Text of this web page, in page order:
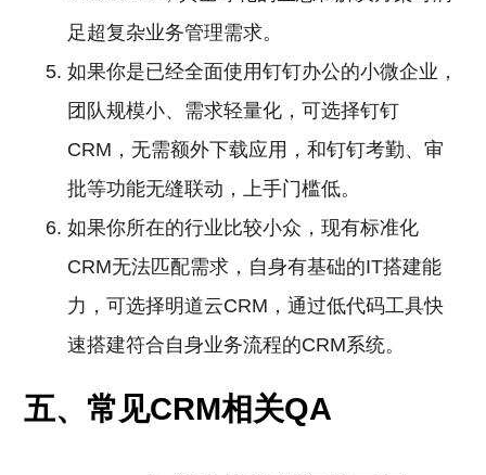
足超复杂业务管理需求。
如果你是已经全面使用钉钉办公的小微企业，
团队规模小、需求轻量化，可选择钉钉
CRM，无需额外下载应用，和钉钉考勤、审
批等功能无缝联动，上手门槛低。
如果你所在的行业比较小众，现有标准化
CRM无法匹配需求，自身有基础的IT搭建能
力，可选择明道云CRM，通过低代码工具快
速搭建符合自身业务流程的CRM系统。
五、常见CRM相关QA